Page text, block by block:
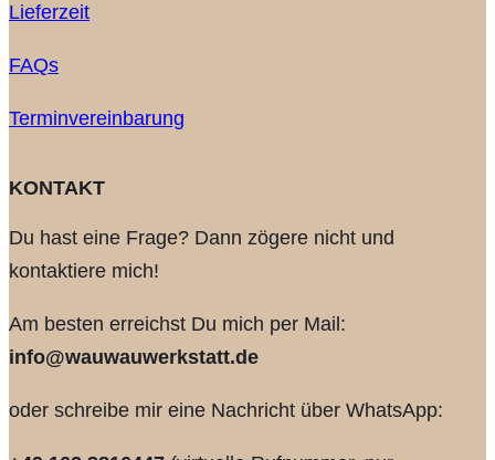
Lieferzeit
FAQs
Terminvereinbarung
KONTAKT
Du hast eine Frage? Dann zögere nicht und
kontaktiere mich!
Am besten erreichst Du mich per Mail:
info@wauwauwerkstatt.de
oder schreibe mir eine Nachricht über WhatsApp: